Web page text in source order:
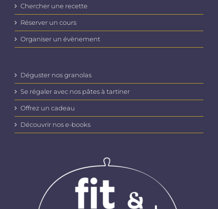
Chercher une recette
Réserver un cours
Organiser un évènement
Déguster nos granolas
Se régaler avec nos pâtes à tartiner
Offrez un cadeau
Découvrir nos e-books